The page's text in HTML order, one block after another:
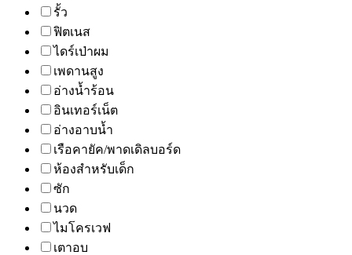
รั้ว
ฟิตเนส
ไดร์เป่าผม
เพดานสูง
อ่างน้ำร้อน
อินเทอร์เน็ต
อ่างอาบน้ำ
เรือคายัค/พาดเดิลบอร์ด
ห้องสำหรับเด็ก
ซัก
นวด
ไมโครเวฟ
เตาอบ